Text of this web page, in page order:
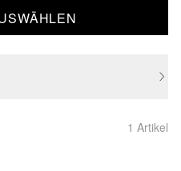
1 Artikel